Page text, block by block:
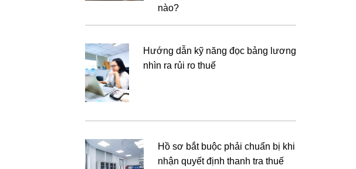
nào?
Hướng dẫn kỹ năng đọc bảng lương
nhìn ra rủi ro thuế
Hồ sơ bắt buộc phải chuẩn bị khi
nhận quyết định thanh tra thuế